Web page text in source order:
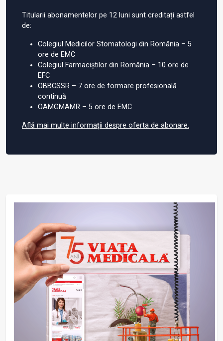
Titularii abonamentelor pe 12 luni sunt creditați astfel
de:
Colegiul Medicilor Stomatologi din România – 5
ore de EMC
Colegiul Farmaciștilor din România – 10 ore de
EFC
OBBCSSR – 7 ore de formare profesională
continuă
OAMGMAMR – 5 ore de EMC
Află mai multe informații despre oferta de abonare.